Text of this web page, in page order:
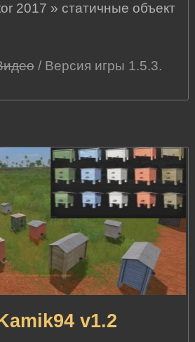
2017 » статичные объект
/ Версия игры 1.5.3.
v1.2